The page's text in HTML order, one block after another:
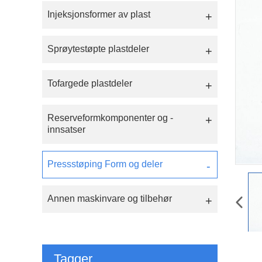
Injeksjonsformer av plast
Sprøytestøpte plastdeler
Tofargede plastdeler
Reserveformkomponenter og -
innsatser
Pressstøping Form og deler
Annen maskinvare og tilbehør
Tagger